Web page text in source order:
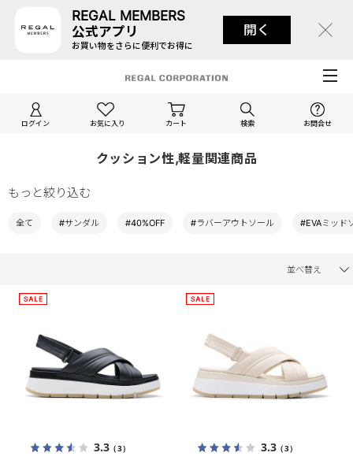
REGAL MEMBERS
公式アプリ
お買い物をさらに便利でお得に
開く
ログイン お気に入り カート 検索 お問合せ
クッション性,軽量関連商品
もっと絞り込む
全て #サンダル #40%OFF #ラバーアウトソール #EVAミッド
並べ替え
3.3（3） 3.3（3）